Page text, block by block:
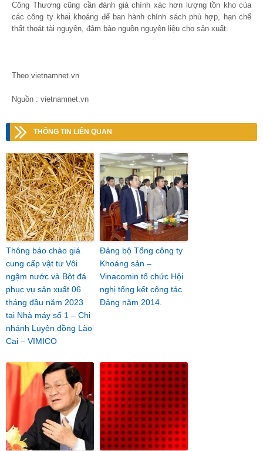
Công Thương cũng cần đánh giá chính xác hơn lượng tồn kho của
các công ty khai khoáng để ban hành chính sách phù hợp, hạn chế
thất thoát tài nguyên, đảm bảo nguồn nguyên liệu cho sản xuất.
Theo vietnamnet.vn
Nguồn : vietnamnet.vn
THÔNG TIN LIÊN QUAN
Thông báo chào giá
cung cấp vật tư Vôi
ngậm nước và Bột đá
phục vụ sản xuất 06
tháng đầu năm 2023
tại Nhà máy số 1 – Chi
nhánh Luyện đồng Lào
Cai – VIMICO
Đảng bộ Tổng công ty
Khoáng sản –
Vinacomin tổ chức Hội
nghị tổng kết công tác
Đảng năm 2014.